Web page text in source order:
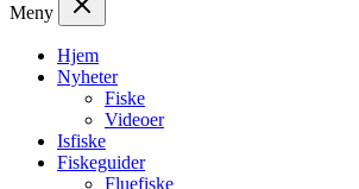
Meny
Hjem
Nyheter
Fiske
Videoer
Isfiske
Fiskeguider
Fluefiske